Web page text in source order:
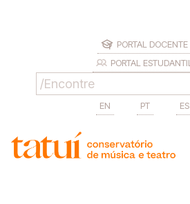
PORTAL DOCENTE
PORTAL ESTUDANTIL
EN PT ES